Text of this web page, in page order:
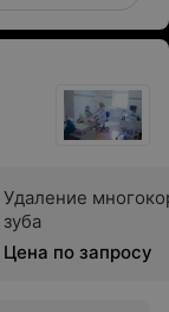
Удаление
зуба
Цена по запросу